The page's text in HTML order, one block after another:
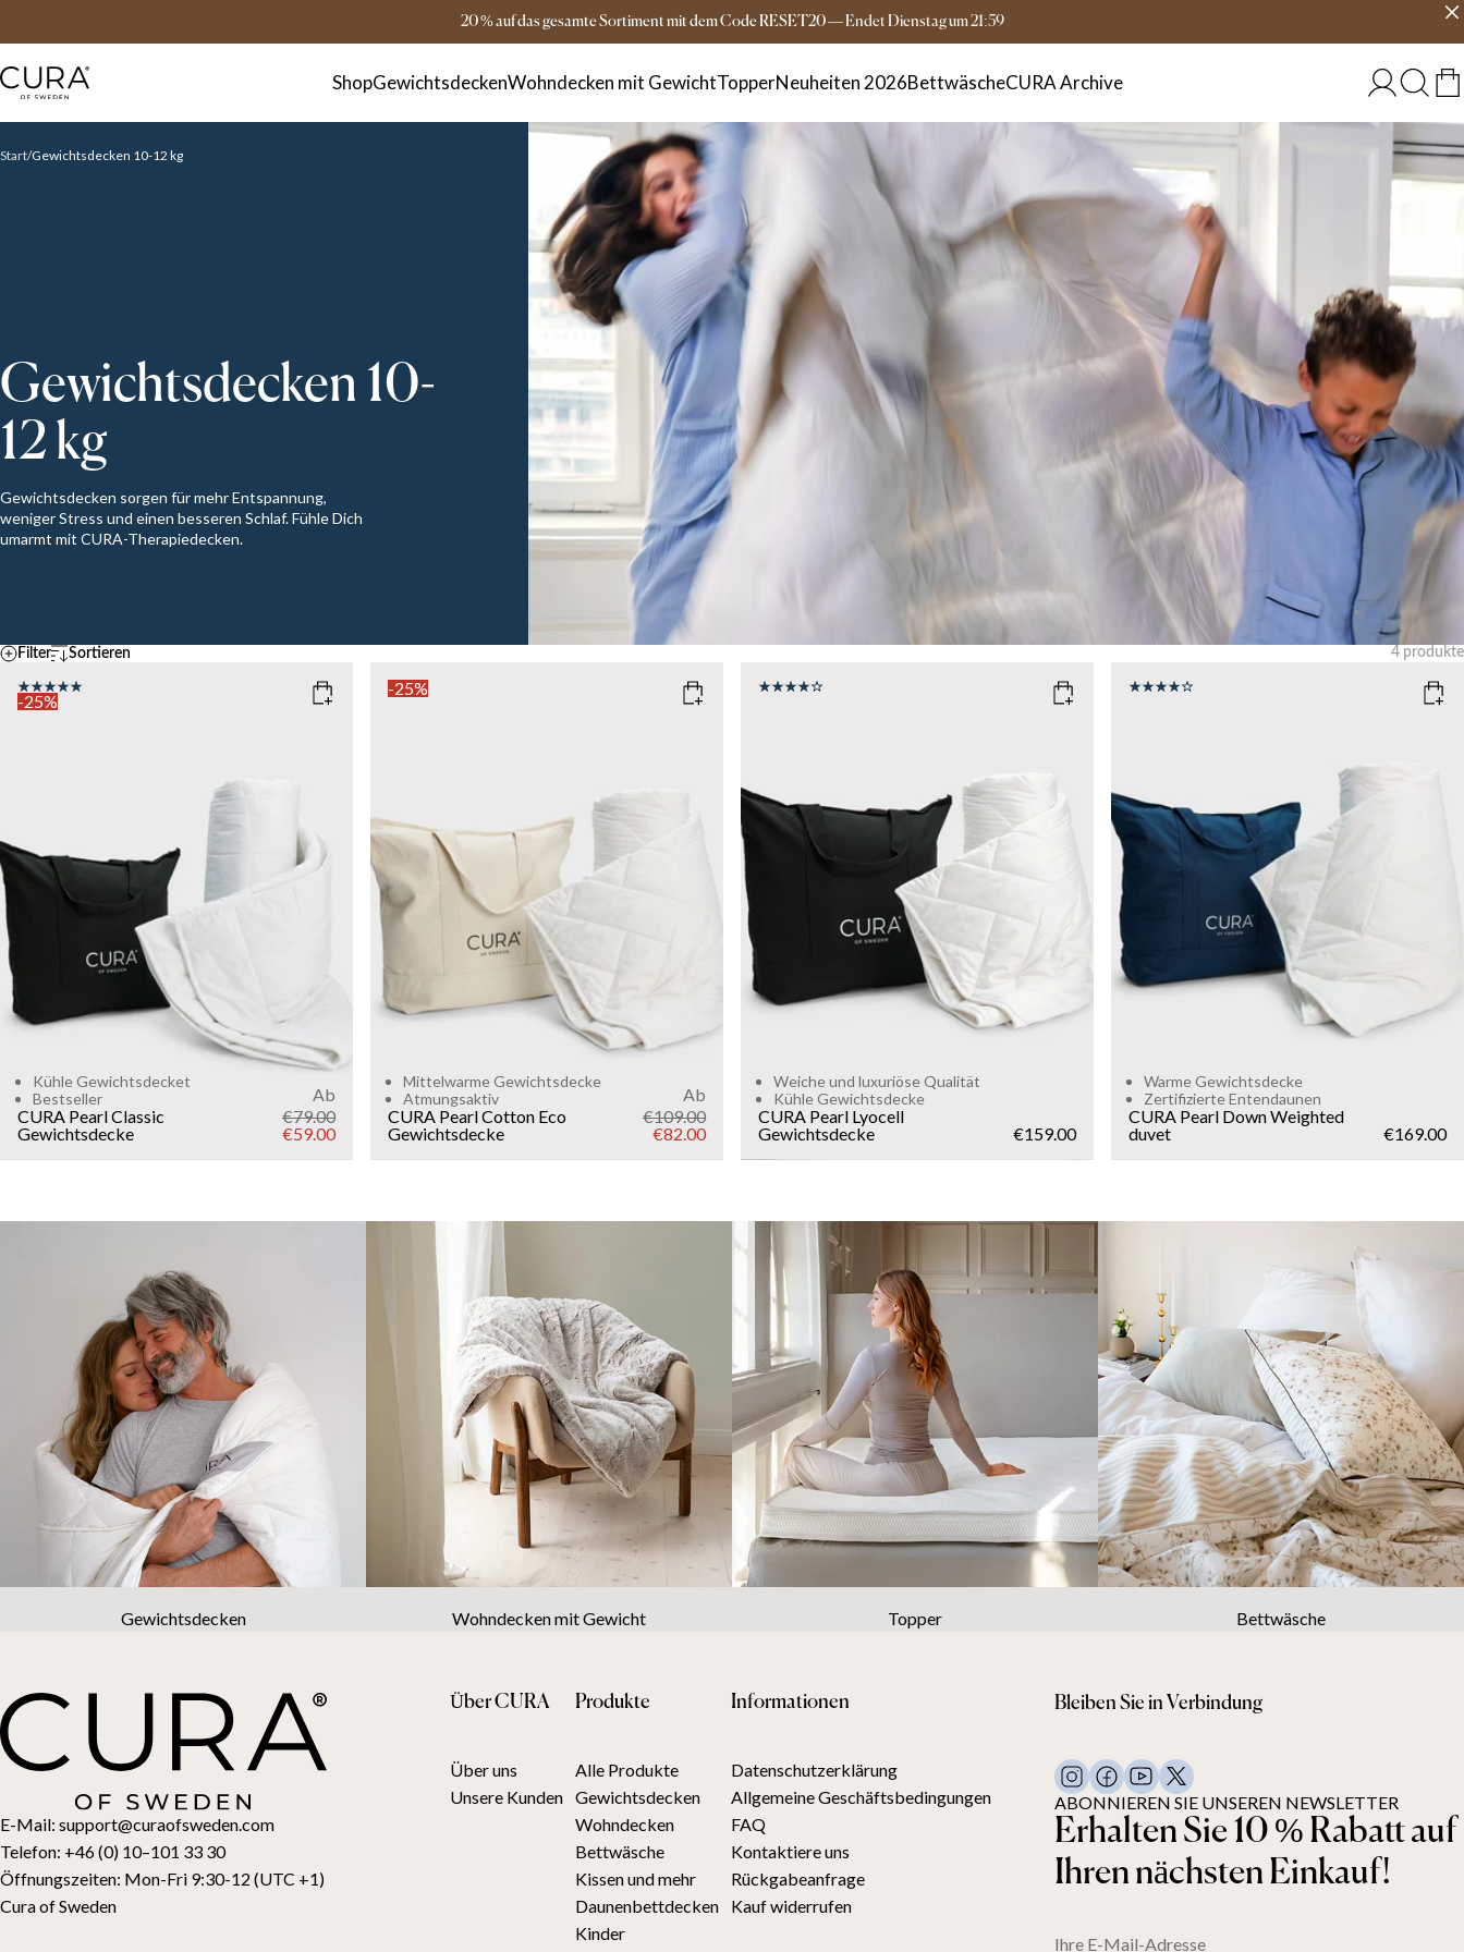
20 % auf das gesamte Sortiment mit dem Code RESET20— Endet Dienstagum21:59
Versandkostenfrei ab 149€ 3-5 Tage Lieferzeit DEUTSCHLAND
ShopGewichtsdeckenWohndecken mit GewichtTopperNeuheiten 2026BettwäscheCURA Archive
Start Gewichtsdecken 10-12 kg
Gewichtsdecken 10-
12 kg
Gewichtsdecken sorgen für mehr Entspannung,
weniger Stress und einen besseren Schlaf. Fühle Dich
umarmt mit CURA-Therapiedecken.
Filter Sortieren 4 produkte
KÜHL
A – Z
Z - A
WEIGHT
3kg
11kg
13kg
Add to cart
-25%
Kühle Gewichtsdecket
Bestseller
CURA Pearl Classic
Gewichtsdecke
Ab
€79.00
€59.00
5kg
9kg 11kg
15kg
Add to cart
-25%
Mittelwarme Gewichtsdecke
Atmungsaktiv
CURA Pearl Cotton Eco
Gewichtsdecke
Ab
€109.00
€82.00
WEIGHT
6kg
10kg
Add to cart
Weiche und luxuriöse Qualität
Kühle Gewichtsdecke
CURA Pearl Lyocell
Gewichtsdecke
€159.00
WEIGHT
6kg
8kg 10kg 12kg
Add to cart
Warme Gewichtsdecke
Zertifizierte Entendaunen
CURA Pearl Down Weighted
duvet
€169.00
Gewichtsdecken Wohndecken mit Gewicht Topper Bettwäsche
E-Mail: support@curaofsweden.com
Telefon: +46 (0) 10–101 33 30
Öffnungszeiten: Mon-Fri 9:30-12 (UTC +1)
Cura of Sweden
Über CURA
Über uns
Unsere Kunden
Produkte
Alle Produkte
Gewichtsdecken
Wohndecken
Bettwäsche
Kissen und mehr
Daunenbettdecken
Kinder
Informationen
Datenschutzerklärung
Allgemeine Geschäftsbedingungen
FAQ
Kontaktiere uns
Rückgabeanfrage
Kauf widerrufen
Bleiben Sie in Verbindung
ABONNIEREN SIE UNSEREN NEWSLETTER
Erhalten Sie 10 % Rabatt auf
Ihren nächsten Einkauf!
Ihre E-Mail-Adresse